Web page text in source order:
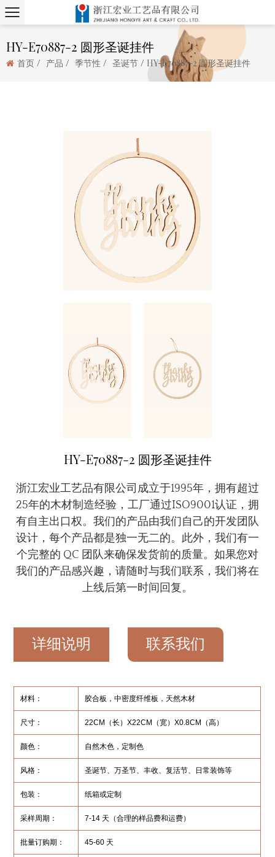
HY-E70887-2 圆形圣诞挂件
首页 / 产品 / 季节性 / 圣诞节 / HY-E70887-2 圆形圣诞挂件
HY-E70887-2 圆形圣诞挂件
浙江宏业工艺品有限公司成立于1995年，拥有超过
25年的木材制造经验，工厂通过ISO9001认证，拥
有自主出口权。我们的产品由我们自己的开发团队
设计，每个产品都是独一无二的。此外，我们有一
个完整的 QC 团队来确保发货前的质量。如果您对
我们的产品感兴趣，请随时与我们联系，我们将在
上线后第一时间回复。
详细说明 联系我们
材料： 胶合板，中密度纤维板，天然木材
尺寸： 22CM（长）X22CM（宽）X0.8CM（高）
颜色： 自然木色，定制色
风格： 圣诞节、万圣节、丰收、复活节、日常装饰等
包装： 纸箱或定制
采样周期： 7-14 天（合理的样品费和运费）
批量订购期： 45-60 天